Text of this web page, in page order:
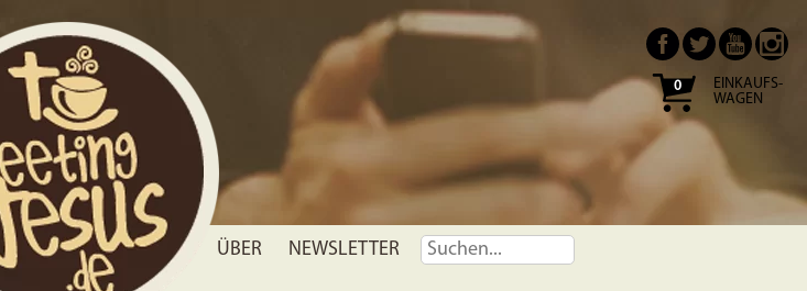
0
EINKAUFS-
WAGEN
ÜBER NEWSLETTER